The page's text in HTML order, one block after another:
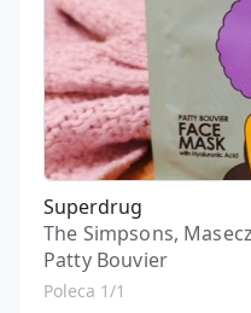
Superdrug
The Simpsons,
Patty Bouvier
Poleca 1/1